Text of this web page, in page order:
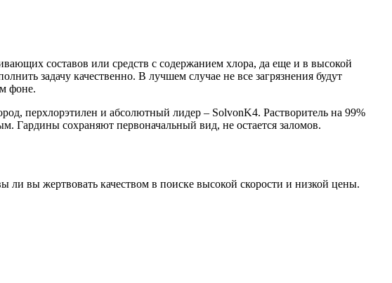
составов или средств с содержанием хлора, да еще и в высокой
задачу качественно. В лучшем случае не все загрязнения будут
фоне.
перхлорэтилен и абсолютный лидер – SolvonK4. Растворитель на 99%
Гардины сохраняют первоначальный вид, не остается заломов.
ли вы жертвовать качеством в поиске высокой скорости и низкой цены.